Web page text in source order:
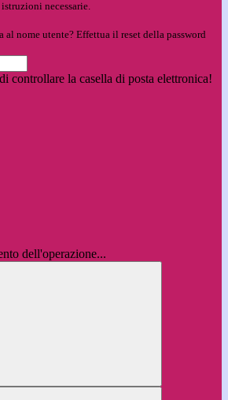
necessarie.
al nome utente? Effettua il reset della password
controllare la casella di posta elettronica!
dell'operazione...